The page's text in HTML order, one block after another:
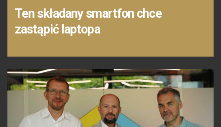
Ten składany smartfon chce
zastąpić laptopa